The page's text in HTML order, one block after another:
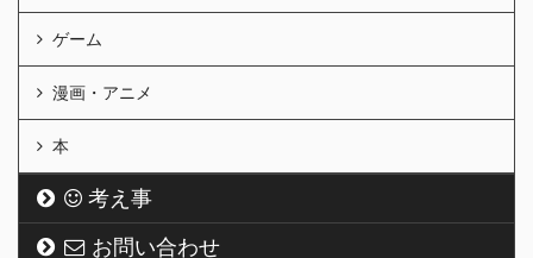
ゲーム
漫画・アニメ
本
考え事
お問い合わせ